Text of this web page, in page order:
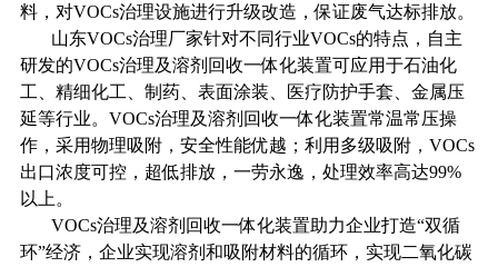
料，对VOCs治理设施进行升级改造，保证废气达标排放。
山东VOCs治理厂家针对不同行业VOCs的特点，自主
研发的VOCs治理及溶剂回收一体化装置可应用于石油化
工、精细化工、制药、表面涂装、医疗防护手套、金属压
延等行业。VOCs治理及溶剂回收一体化装置常温常压操
作，采用物理吸附，安全性能优越；利用多级吸附，VOCs
出口浓度可控，超低排放，一劳永逸，处理效率高达99%
以上。
VOCs治理及溶剂回收一体化装置助力企业打造“双循
环”经济，企业实现溶剂和吸附材料的循环，实现二氧化碳